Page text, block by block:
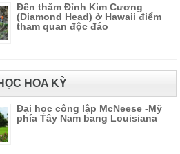
Đến thăm Đỉnh Kim Cương
(Diamond Head) ở Hawaii điểm
tham quan độc đáo
HOA KỲ
Đại học công lập McNeese -Mỹ
phía Tây Nam bang Louisiana